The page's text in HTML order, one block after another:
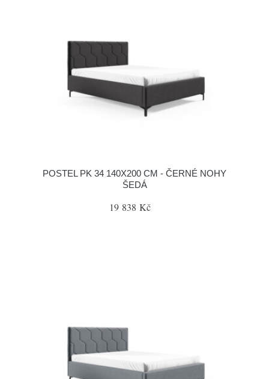
POSTEL PK 34 140X200 CM - ČERNÉ NOHY
ŠEDÁ
19 838 Kč